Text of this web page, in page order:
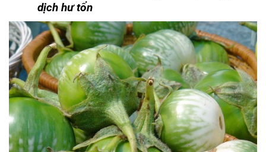
dịch hư tổn